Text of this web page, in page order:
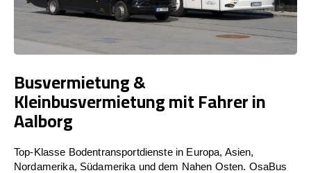
Busvermietung &
Kleinbusvermietung mit Fahrer in
Aalborg
Top-Klasse Bodentransportdienste in Europa, Asien,
Nordamerika, Südamerika und dem Nahen Osten. OsaBus